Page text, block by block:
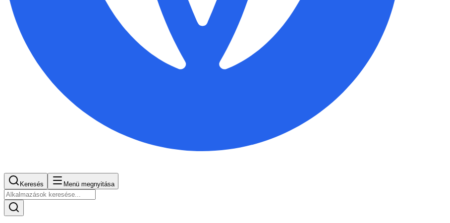
Keresés Menü megnyitása